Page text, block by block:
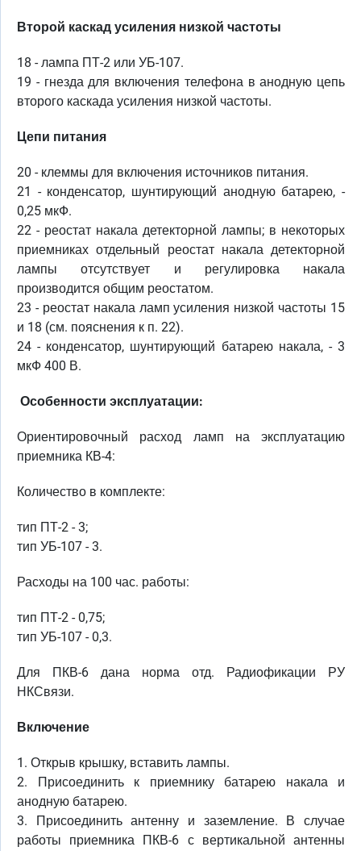
Второй каскад усиления низкой частоты
18 - лампа ПТ-2 или УБ-107.
19 - гнезда для включения телефона в анодную цепь
второго каскада усиления низкой частоты.
Цепи питания
20 - клеммы для включения источников питания.
21 - конденсатор, шунтирующий анодную батарею, -
0,25 мкФ.
22 - реостат накала детекторной лампы; в некоторых
приемниках отдельный реостат накала детекторной
лампы отсутствует и регулировка накала
производится общим реостатом.
23 - реостат накала ламп усиления низкой частоты 15
и 18 (см. пояснения к п. 22).
24 - конденсатор, шунтирующий батарею накала, - 3
мкФ 400 В.
Особенности эксплуатации:
Ориентировочный расход ламп на эксплуатацию
приемника КВ-4:
Количество в комплекте:
тип ПТ-2 - 3;
тип УБ-107 - 3.
Расходы на 100 час. работы:
тип ПТ-2 - 0,75;
тип УБ-107 - 0,3.
Для ПКВ-6 дана норма отд. Радиофикации РУ
НКСвязи.
Включение
1. Открыв крышку, вставить лампы.
2. Присоединить к приемнику батарею накала и
анодную батарею.
3. Присоединить антенну и заземление. В случае
работы приемника ПКВ-6 с вертикальной антенны